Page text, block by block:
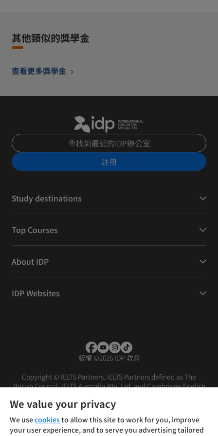
其他類似的獎學金
查看更多獎學金
找到最近的IDP辦公室
註冊
Study destinations
Top Courses
About IDP
IDP Websites
版權 ©2026 IDP 教育
Copyright © IELTS Partners. IELTS Partners defined as The
British Council, IELTS Australia Pty. Ltd. and Cambridge English
投資人
使用條款 隱私權政策
We value your privacy
We usecookiesto allow this site to work for you, improve
your user experience, and to serve you advertising tailored